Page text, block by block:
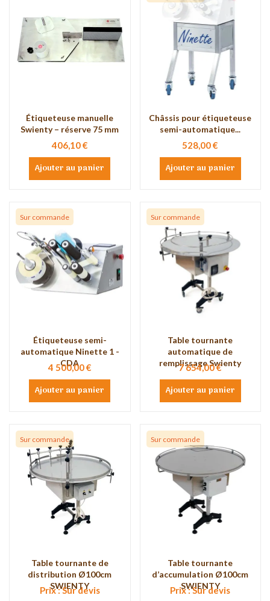
Étiqueteuse manuelle
Swienty – réserve 75 mm
406,10 €
Ajouter au panier
Châssis pour étiqueteuse
semi-automatique...
528,00 €
Ajouter au panier
Sur commande
Étiqueteuse semi-
automatique Ninette 1 -
CDA
4 500,00 €
Ajouter au panier
Sur commande
Table tournante
automatique de
remplissage Swienty
7 654,00 €
Ajouter au panier
Sur commande
Table tournante de
distribution Ø100cm
SWIENTY
Prix : Sur devis
Sur commande
Table tournante
d’accumulation Ø100cm
SWIENTY
Prix : Sur devis